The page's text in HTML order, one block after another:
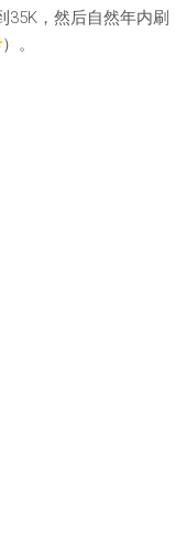
35K，然后自然年内刷
）。